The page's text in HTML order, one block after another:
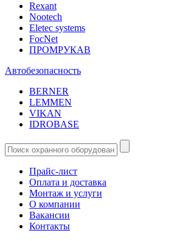
Rexant
Nootech
Eletec systems
FocNet
ПРОМРУКАВ
Автобезопасность
BERNER
LEMMEN
VIKAN
IDROBASE
Прайс-лист
Оплата и доставка
Монтаж и услуги
О компании
Вакансии
Контакты